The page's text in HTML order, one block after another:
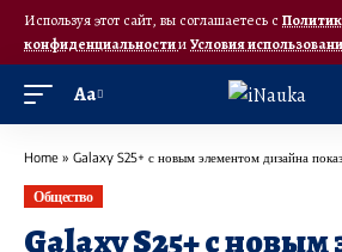
Используя этот сайт, вы соглашаетесь с
конфиденциальностииУсловия
Аа
Home » Galaxy S25+ с новым элементом дизайна
Общество
Galaxy S25+ с